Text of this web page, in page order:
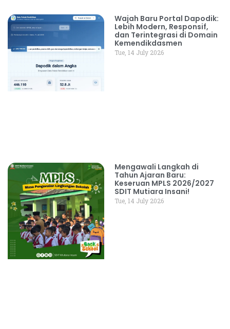
Wajah Baru Portal Dapodik:
Lebih Modern, Responsif,
dan Terintegrasi di Domain
Kemendikdasmen
Tue, 14 July 2026
Mengawali Langkah di
Tahun Ajaran Baru:
Keseruan MPLS 2026/2027
SDIT Mutiara Insani!
Tue, 14 July 2026